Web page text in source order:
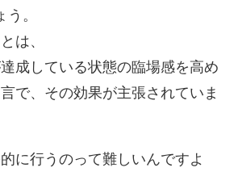
う。
は、
成している状態の臨場感を高め
で、その効果が主張されていま
に行うのって難しいんですよ